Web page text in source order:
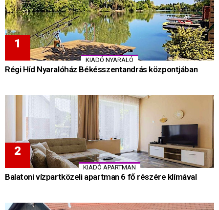
KIADÓ NYARALÓ
Régi Híd Nyaralóház Békésszentandrás központjában
KIADÓ APARTMAN
Balatoni vízpartközeli apartman 6 fő részére klímával